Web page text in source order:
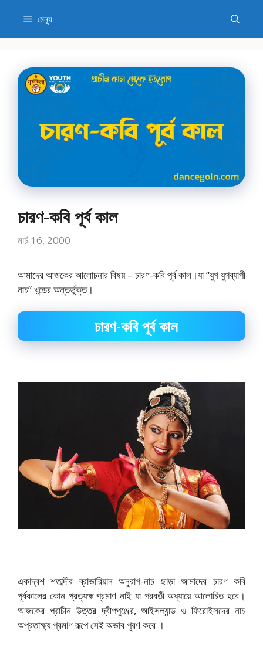
যান
মেন্যু
চারণ-কবি পূর্ব কাল
মার্চ 16, 2000
আমাদের আজকের আলোচনার বিষয় – চারণ-কবি পূর্ব কাল।যা “যুগ যুগব্যাপী
নাচ” খন্ডের অন্তর্ভুক্ত।
চারণ-কবি পূর্ব কাল
একাদ্বশ শতাব্দীর ব্রাভারিয়ান অনুরাগ-নাচ ছাড়া আমাদের চারণ কবি
পূর্বকালের কোন প্রত্যক্ষ প্রমাণ নাই যা পরবর্তী অধ্যায়ে আলোচিত হবে।
আজকের প্রাচীন উত্তর দ্বীপপুঞ্জের, আইসল্যান্ড ও ফিরোইসদের নাচ
অপ্রতাক্ষ্য প্রমাণ রূপে সেই অভাব পূরণ করে ।